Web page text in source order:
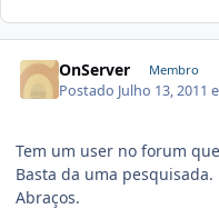
OnServer Membro
Postado Julho 13, 2011
Tem um user no forum
Basta da uma pesquisada.
Abraços.